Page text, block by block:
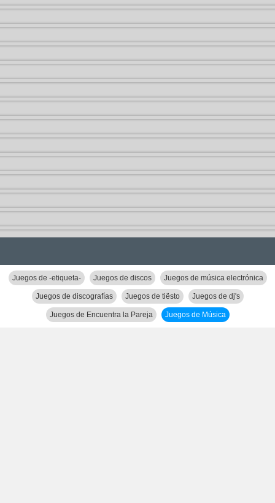
Juegos de -etiqueta- Juegos de discos Juegos de música electrónica
Juegos de discografías Juegos de tiësto Juegos de dj's
Juegos de Encuentra la Pareja Juegos de Música